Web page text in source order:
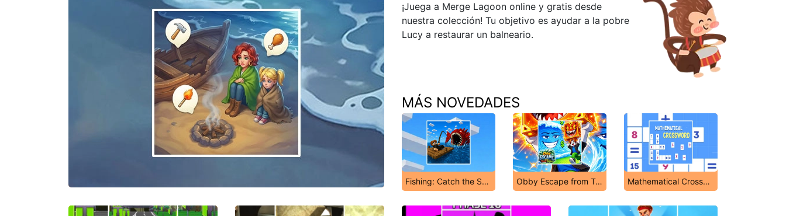
¡Juega a Merge Lagoon online y gratis desde
nuestra colección! Tu objetivo es ayudar a la pobre
Lucy a restaurar un balneario.
MÁS NOVEDADES
Fishing: Catch the Secret Brainrot Obby Escape from Tsunami Brainrot Mathematical Crossword